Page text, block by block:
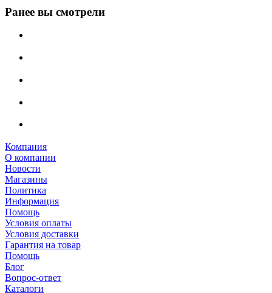
Ранее вы смотрели
Компания
О компании
Новости
Магазины
Политика
Информация
Помощь
Условия оплаты
Условия доставки
Гарантия на товар
Помощь
Блог
Вопрос-ответ
Каталоги